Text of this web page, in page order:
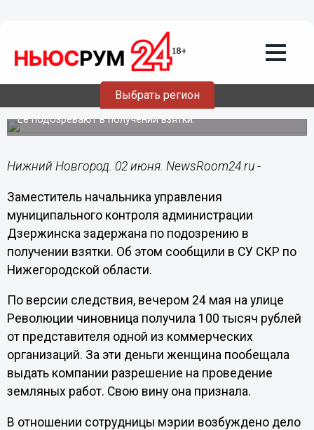
Выбрать регион
В Дзержинске задержана
замначальника управления
муниципального контроля
Ее подозревают в получении взятки.
Нижний Новгород. 02 июня. NewsRoom24.ru -
Заместитель начальника управления
муниципального контроля администрации
Дзержинска задержана по подозрению в
получении взятки. Об этом сообщили в СУ СКР по
Нижегородской области.
По версии следствия, вечером 24 мая на улице
Революции чиновница получила 100 тысяч рублей
от представителя одной из коммерческих
организаций. За эти деньги женщина пообещала
выдать компании разрешение на проведение
земляных работ. Свою вину она признала.
В отношении сотрудницы мэрии возбуждено дело